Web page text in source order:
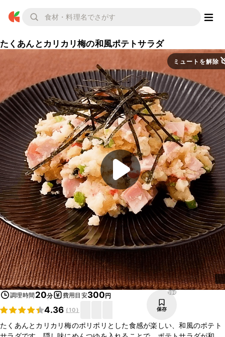
たくあんとカリカリ梅の和風ポテトサラダ
ミュートを解除
調理時間 20分 費用目安300円
4.36 (10)
196
保存
たくあんとカリカリ梅のポリポリとした食感が楽しい、和風のポテト